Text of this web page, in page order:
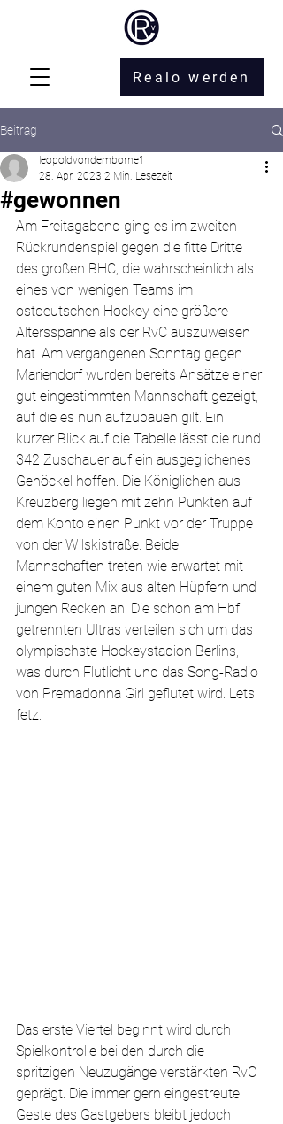
Realo werden
Beitrag
#gewonnen
leopoldvondemborne1
28. Apr. 2023 2 Min. Lesezeit
Am Freitagabend ging es im zweiten
Rückrundenspiel gegen die fitte Dritte
des großen BHC, die wahrscheinlich als
eines von wenigen Teams im
ostdeutschen Hockey eine größere
Altersspanne als der RvC auszuweisen
hat. Am vergangenen Sonntag gegen
Mariendorf wurden bereits Ansätze einer
gut eingestimmten Mannschaft gezeigt,
auf die es nun aufzubauen gilt. Ein
kurzer Blick auf die Tabelle lässt die rund
342 Zuschauer auf ein ausgeglichenes
Gehöckel hoffen. Die Königlichen aus
Kreuzberg liegen mit zehn Punkten auf
dem Konto einen Punkt vor der Truppe
von der Wilskistraße. Beide
Mannschaften treten wie erwartet mit
einem guten Mix aus alten Hüpfern und
jungen Recken an. Die schon am Hbf
getrennten Ultras verteilen sich um das
olympischste Hockeystadion Berlins,
was durch Flutlicht und das Song-Radio
von Premadonna Girl geflutet wird. Lets
fetz.
Das erste Viertel beginnt wird durch
Spielkontrolle bei den durch die
spritzigen Neuzugänge verstärkten RvC
geprägt. Die immer gern eingestreute
Geste des Gastgebers bleibt jedoch